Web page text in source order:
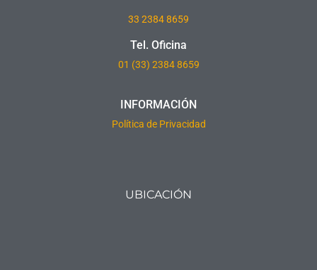
33 2384 8659
Tel. Oficina
01 (33) 2384 8659
INFORMACIÓN
Política de Privacidad
UBICACIÓN